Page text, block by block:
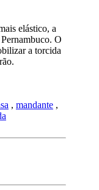
elástico, a
O
a torcida
, mandante ,